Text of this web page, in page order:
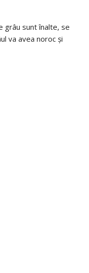
grâu sunt înalte, se
va avea noroc și